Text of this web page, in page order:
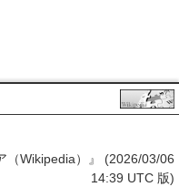
（Wikipedia）』 (2026/03/06
14:39 UTC 版)